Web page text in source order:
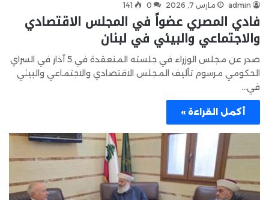
admin مارس 7, 2026 0
141
فادي المصري عضواً في المجلس الاقتصادي
والاجتماعي والبيئي في لبنان
صدر عن مجلس الوزراء في جلسته المنعقدة في 5 آذار في السراي
الحكومي مرسوم تأليف المجلس الاقتصادي والاجتماعي والبيئي
في…
أكمل القراءة »